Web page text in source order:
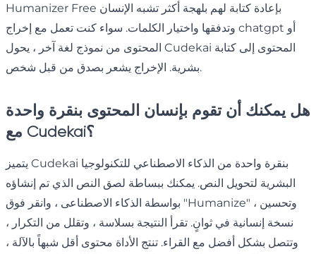
Humanizer Free بإعادة كتابة لهم بلهجة أكثر تشبه الإنسان
وتدفقها واختيار الكلمات. سواء كنت تعمل مع إخراج chatgpt أو
المحتوى من نموذج لغة آخر ، يحول Cudekai المحتوى إلى كتابة
بشرية. الإخراج يشعر بصدق من قبل شخص.
هل يمكنك أن تقوم بإنسان المحتوى بنقرة واحدة
مع Cudekai؟
يتميز Cudekai بنقرة واحدة من الذكاء الاصطناعي للتكنولوجيا
البشرية لتحويل النص. يمكنك ببساطة لصق النص الذي تم إنشاؤه
بواسطة الذكاء الاصطناعى ، وانقر فوق "Humanize" ، وتحسين
نسخة إنسانية في ثوانٍ. تقرأ النتيجة بسلاسة ، وتقلل من التكرار ،
وتتصل بشكل أفضل مع القراء. تنتج الأداة محتوى أقل شبهاً بالآلة ،